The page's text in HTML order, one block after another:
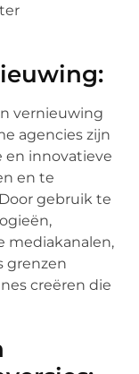
vernieuwing
agencies zijn
en innovatieve
en te
gebruik te
mediakanalen,
grenzen
creëren die